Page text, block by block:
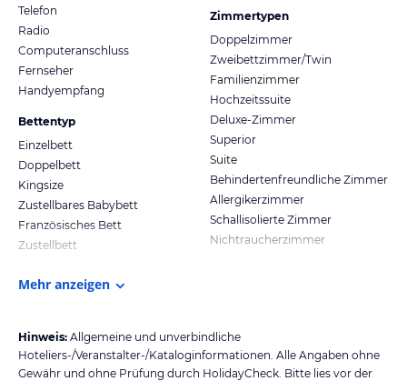
Telefon
Radio
Computeranschluss
Fernseher
Handyempfang
Bettentyp
Einzelbett
Doppelbett
Kingsize
Zustellbares Babybett
Französisches Bett
Zustellbett
Zimmertypen
Doppelzimmer
Zweibettzimmer/Twin
Familienzimmer
Hochzeitssuite
Deluxe-Zimmer
Superior
Suite
Behindertenfreundliche Zimmer
Allergikerzimmer
Schallisolierte Zimmer
Nichtraucherzimmer
Mehr anzeigen
Hinweis: Allgemeine und unverbindliche
Hoteliers-/Veranstalter-/Kataloginformationen. Alle Angaben ohne
Gewähr und ohne Prüfung durch HolidayCheck. Bitte lies vor der